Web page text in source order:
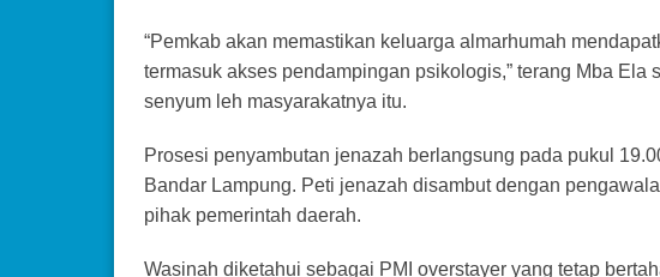
“Pemkab akan memastikan keluarga almarhumah
termasuk akses pendampingan psikologis,” terang Mba Ela
senyum leh masyarakatnya itu.
Prosesi penyambutan jenazah berlangsung pada pukul
Bandar Lampung. Peti jenazah disambut dengan
pihak pemerintah daerah.
Wasinah diketahui sebagai PMI overstayer yang tetap